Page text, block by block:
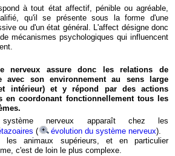
à tout état affectif, pénible ou agréable,
qu'il se présente sous la forme d'une
ou d'un état général. L'affect désigne donc
mécanismes psychologiques qui influencent
nerveux assure donc les relations de
avec son environnement au sens large
intérieur) et y répond par des actions
en coordonant fonctionnellement tous les
nerveux apparaît chez les
( évolution du système nerveux).
les animaux supérieurs, et en particulier
c'est de loin le plus complexe.